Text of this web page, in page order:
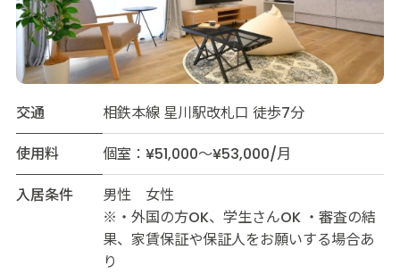
交通
相鉄本線 星川駅改札口 徒歩7分
使用料
個室：¥51,000～¥53,000/月
入居条件
男性 女性
※・外国の方OK、学生さんOK ・審査の結
果、家賃保証や保証人をお願いする場合あ
り